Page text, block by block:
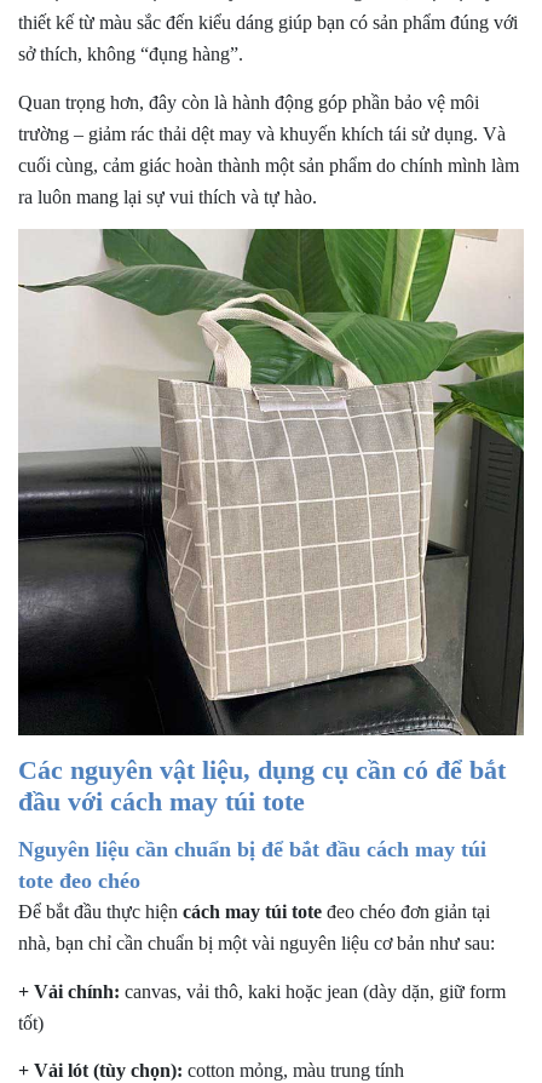
lượng Trung Nguyên?
Liên hệ công ty sản xuất balo túi xách chất lượng cao
+ Mua lẻ hoặc làm Nhà phân phối/Đại lý bán hàng nhãn
hiệu TN Bags & Xbags:
[Hỗ trợ in Logo/thông tin khách hàng lên Sản phẩm chỉ từ
5 cái]
+ May Balo–Túi xách–Đồng phục theo yêu cầu:
thiết kế từ màu sắc đến kiểu dáng giúp bạn có sản phẩm đúng với
sở thích, không “đụng hàng”.
Quan trọng hơn, đây còn là hành động góp phần bảo vệ môi
trường – giảm rác thải dệt may và khuyến khích tái sử dụng. Và
cuối cùng, cảm giác hoàn thành một sản phẩm do chính mình làm
ra luôn mang lại sự vui thích và tự hào.
Các nguyên vật liệu, dụng cụ cần có để bắt
đầu với cách may túi tote
Nguyên liệu cần chuẩn bị để bắt đầu cách may túi
tote đeo chéo
Để bắt đầu thực hiện cách may túi tote đeo chéo đơn giản tại
nhà, bạn chỉ cần chuẩn bị một vài nguyên liệu cơ bản như sau:
+ Vải chính: canvas, vải thô, kaki hoặc jean (dày dặn, giữ form
tốt)
+ Vải lót (tùy chọn): cotton mỏng, màu trung tính